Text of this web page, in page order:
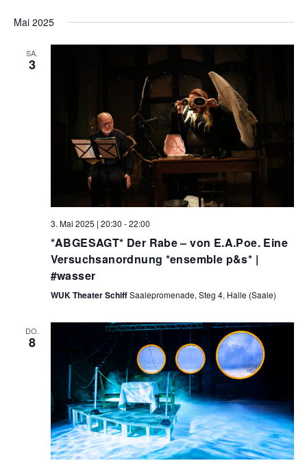
Mai 2025
SA.
3
3. Mai 2025 | 20:30 -22:00
*ABGESAGT* Der Rabe – von E.A.Poe. Eine
Versuchsanordnung *ensemble p&s* |
#wasser
WUK Theater SchiffSaalepromenade, Steg 4, Halle (Saale)
DO.
8